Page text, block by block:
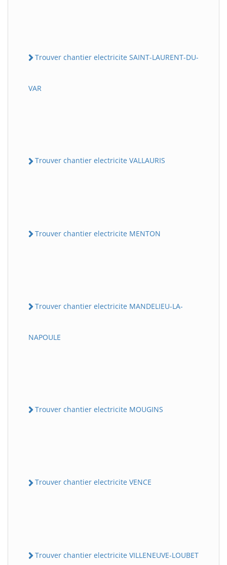
Trouver chantier electricite SAINT-LAURENT-DU-
VAR
Trouver chantier electricite VALLAURIS
Trouver chantier electricite MENTON
Trouver chantier electricite MANDELIEU-LA-
NAPOULE
Trouver chantier electricite MOUGINS
Trouver chantier electricite VENCE
Trouver chantier electricite VILLENEUVE-LOUBET